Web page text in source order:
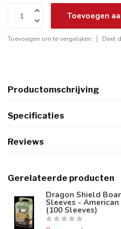
Toevoegen
Toevoegen om te vergelijken Deel
Productomschrijving
Specificaties
Reviews
Gerelateerde producten
Dragon Shield
Sleeves -
(100 Sleeves)